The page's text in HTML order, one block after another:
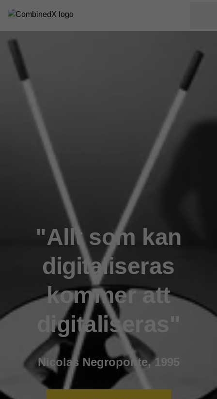
"Allt som kan
digitaliseras
kommer att
digitaliseras"
Nicolas Negroponte, 1995